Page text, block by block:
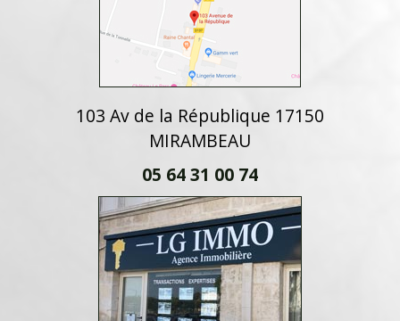
103 Av de la République 17150
MIRAMBEAU
05 64 31 00 74